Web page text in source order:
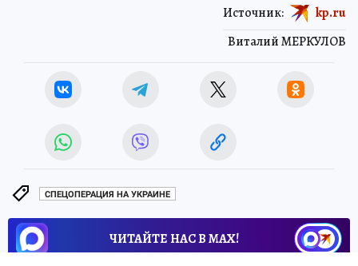
Виталий МЕРКУЛОВ
Источник: kp.ru
СПЕЦОПЕРАЦИЯ НА УКРАИНЕ
ЧИТАЙТЕ НАС В МАХ!